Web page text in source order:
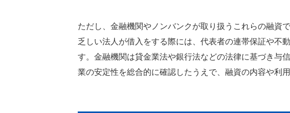
ただし、金融機関やノンバンクが取り扱うこれらの融資
乏しい法人が借入をする際には、代表者の連帯保証や不
す。金融機関は貸金業法や銀行法などの法律に基づき与
業の安定性を総合的に確認したうえで、融資の内容や利